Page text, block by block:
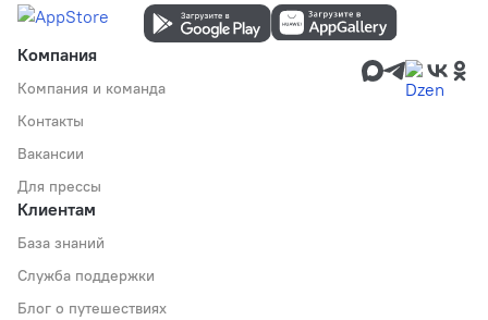
Компания
Компания и команда
Контакты
Вакансии
Для прессы
Клиентам
База знаний
Служба поддержки
Блог о путешествиях